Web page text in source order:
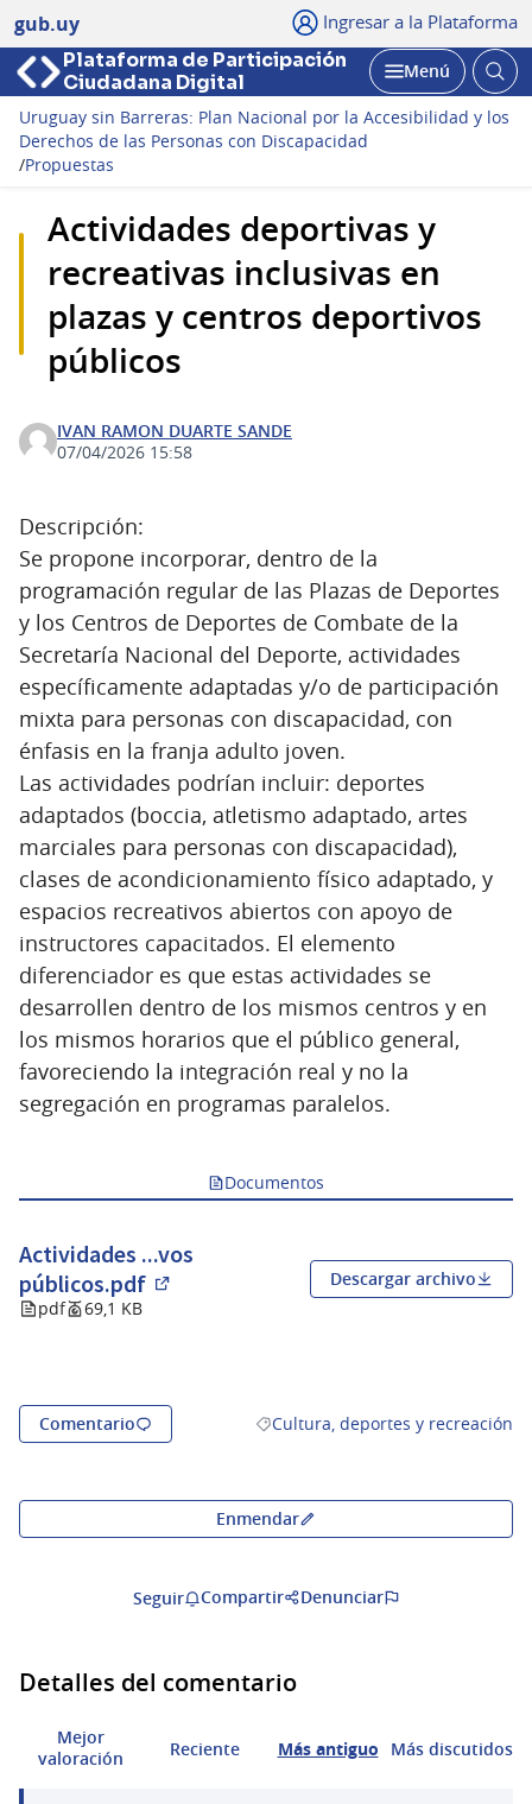
gub.uy Ingresar a la Plataforma
Plataforma de Participación
Ciudadana Digital
Abrir
Menú
Uruguay sin Barreras: Plan Nacional por la Accesibilidad y los
Derechos de las Personas con Discapacidad
/Propuestas
Actividades deportivas y
recreativas inclusivas en
plazas y centros deportivos
públicos
IVAN RAMON DUARTE SANDE
07/04/2026 15:58
Descripción:
Se propone incorporar, dentro de la
programación regular de las Plazas de Deportes
y los Centros de Deportes de Combate de la
Secretaría Nacional del Deporte, actividades
específicamente adaptadas y/o de participación
mixta para personas con discapacidad, con
énfasis en la franja adulto joven.
Las actividades podrían incluir: deportes
adaptados (boccia, atletismo adaptado, artes
marciales para personas con discapacidad),
clases de acondicionamiento físico adaptado, y
espacios recreativos abiertos con apoyo de
instructores capacitados. El elemento
diferenciador es que estas actividades se
desarrollen dentro de los mismos centros y en
los mismos horarios que el público general,
favoreciendo la integración real y no la
segregación en programas paralelos.
Documentos
Actividades ...vos
públicos.pdf
(Abrir en una pestaña nueva)
pdf 69,1 KB
Descargar archivo
Comentario Resultados al filtrar por la
Cultura, deportes y recreación
Enmendar
Seguir Compartir Denunciar
Detalles del comentario
Mejor
valoración
Reciente Más antiguo Más discutidos